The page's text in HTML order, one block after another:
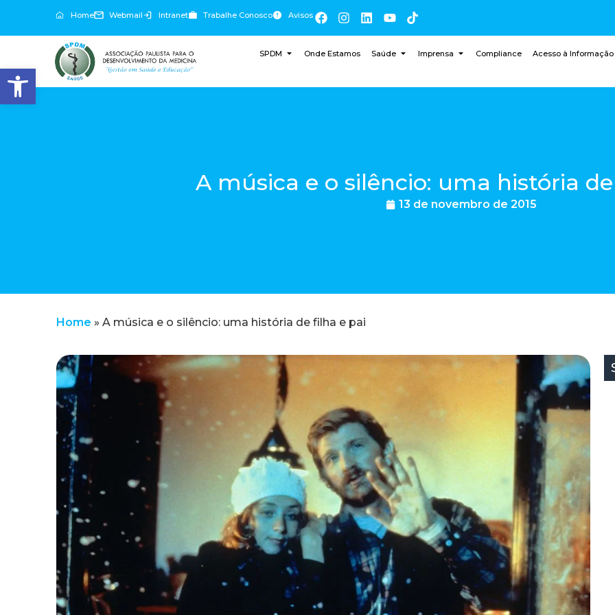
Abrir a barra de ferramentas
Home Webmail Intranet Trabalhe Conosco Avisos
SPDM Onde Estamos Saúde Imprensa Compliance Acesso à Informação
A música e o silêncio: uma história
13 de novembro de 2015
Home » A música e o silêncio: uma história de filha e pai